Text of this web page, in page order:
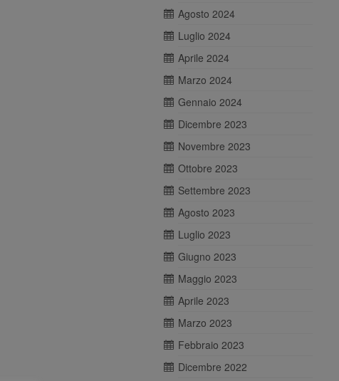
Agosto 2024
Luglio 2024
Aprile 2024
Marzo 2024
Gennaio 2024
Dicembre 2023
Novembre 2023
Ottobre 2023
Settembre 2023
Agosto 2023
Luglio 2023
Giugno 2023
Maggio 2023
Aprile 2023
Marzo 2023
Febbraio 2023
Dicembre 2022